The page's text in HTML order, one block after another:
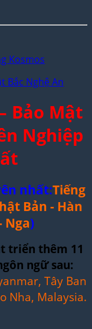
Kosmos
Bắc Nghệ An
Bảo Mật
Nghiệp
nhất:Tiếng
Bản - Hàn
Nga)
triển thêm 11
ngữ sau:
Tây Ban
Nha, Malaysia.